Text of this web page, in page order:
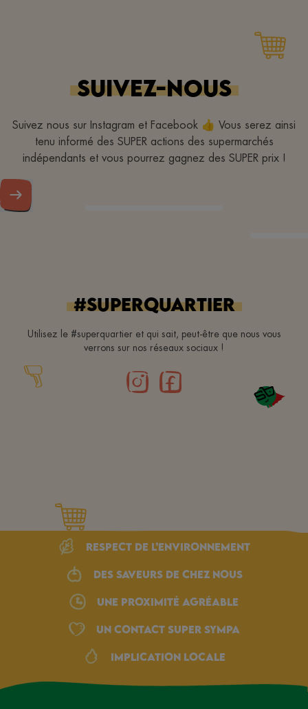
vriendelijk personeel
SUIVEZ-NOUS
Suivez nous sur Instagram et Facebook 👍 Vous serez ainsi
tenu informé des SUPER actions des supermarchés
indépendants et vous pourrez gagnez des SUPER prix !
#superquartier
Utilisez le #superquartier et qui sait, peut-être que nous vous
verrons sur nos réseaux sociaux !
Respect de l’environnement
Des saveurs de chez nous
une proximité agréable
Un Contact Super Sympa
Implication locale